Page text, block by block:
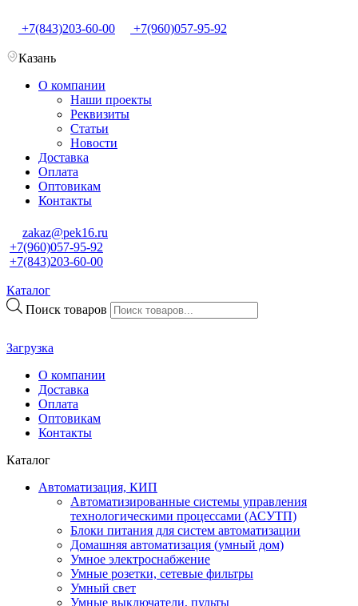
+7(843)203-60-00 +7(960)057-95-92
Казань
О компании
Наши проекты
Реквизиты
Статьи
Новости
Доставка
Оплата
Оптовикам
Контакты
zakaz@pek16.ru
+7(960)057-95-92
+7(843)203-60-00
Каталог
Поиск товаров
Загрузка
О компании
Доставка
Оплата
Оптовикам
Контакты
Каталог
Автоматизация, КИП
Автоматизированные системы управления
технологическими процессами (АСУТП)
Блоки питания для систем автоматизации
Домашняя автоматизация (умный дом)
Умное электроснабжение
Умные розетки, сетевые фильтры
Умный свет
Умные выключатели, пульты